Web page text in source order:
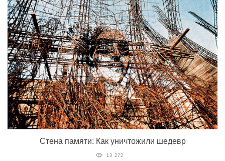
Стена памяти: Как уничтожили шедевр
13 272